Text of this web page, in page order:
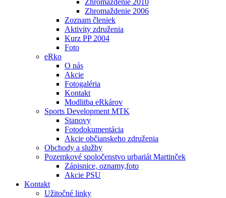
Zhromaždenie 2010
Zhromaždenie 2006
Zoznam členiek
Aktivity združenia
Kurz PP 2004
Foto
eRko
O nás
Akcie
Fotogaléria
Kontakt
Modlitba eRkárov
Sports Development MTK
Stanovy
Fotodokumentácia
Akcie občianskeho združenia
Obchody a služby
Pozemkové spoločenstvo urbariát Martinček
Zápisnice, oznamy,foto
Akcie PSU
Kontakt
Užitočné linky